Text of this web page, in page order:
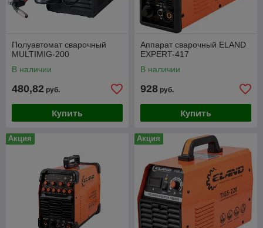
Полуавтомат сварочный
MULTIMIG-200
В наличии
480,82 руб.
Купить
Аппарат сварочный ELAND
EXPERT-417
В наличии
928 руб.
Купить
Акция Акция